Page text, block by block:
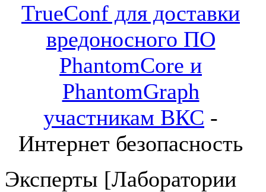
TrueConf для доставки
вредоносного ПО
PhantomCore и
PhantomGraph
участникам ВКС -
Интернет безопасность
Эксперты [Лаборатории